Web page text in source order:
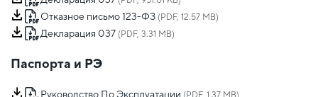
Отказное письмо 123-ФЗ (PDF, 12.57 MB)
Декларация 037 (PDF, 3.31 MB)
Паспорта и РЭ
Руководство По Эксплуатации